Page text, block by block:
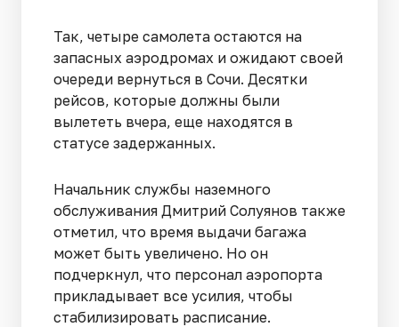
Так, четыре самолета остаются на
запасных аэродромах и ожидают своей
очереди вернуться в Сочи. Десятки
рейсов, которые должны были
вылететь вчера, еще находятся в
статусе задержанных.
Начальник службы наземного
обслуживания Дмитрий Солуянов также
отметил, что время выдачи багажа
может быть увеличено. Но он
подчеркнул, что персонал аэропорта
прикладывает все усилия, чтобы
стабилизировать расписание.